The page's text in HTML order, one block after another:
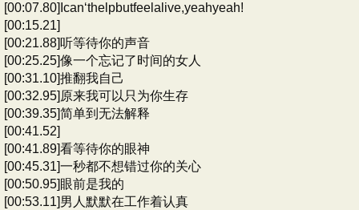
[00:07.80]Ican‘thelpbutfeelalive,yeahyeah!
[00:15.21]
[00:21.88]听等待你的声音
[00:25.25]像一个忘记了时间的女人
[00:31.10]推翻我自己
[00:32.95]原来我可以只为你生存
[00:39.35]简单到无法解释
[00:41.52]
[00:41.89]看等待你的眼神
[00:45.31]一秒都不想错过你的关心
[00:50.95]眼前是我的
[00:53.11]男人默默在工作着认真